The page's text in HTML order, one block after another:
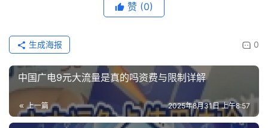
赞 (0)
0
生成海报
中国广电9元大流量是真的吗资费与限制详解
上一篇 2025年8月31日 上午8:57